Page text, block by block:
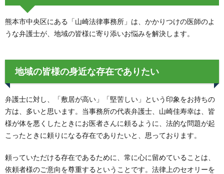
熊本市中央区にある「山崎法律事務所」は、かかりつけの医師のよ
うな弁護士が、地域の皆様に寄り添いお悩みを解決します。
地域の皆様の身近な存在でありたい
弁護士に対し、「敷居が高い」「堅苦しい」という印象をお持ちの
方は、多いと思います。当事務所の代表弁護士、山崎佳寿幸は、皆
様が体を悪くしたときにお医者さんに頼るように、法的な問題が起
こったときに頼りになる存在でありたいと、思っております。
頼っていただける存在であるために、常に心に留めていることは、
依頼者様のご意向を尊重するということです。法律上のセオリーを